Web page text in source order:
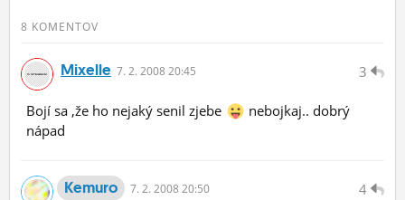
ROLETA
8 KOMENTOV
3
Mixelle 7. 2. 2008 20:45
Bojí sa ,že ho nejaký senil zjebe
nebojkaj.. dobrý
nápad
4
Kemuro 7. 2. 2008 20:50